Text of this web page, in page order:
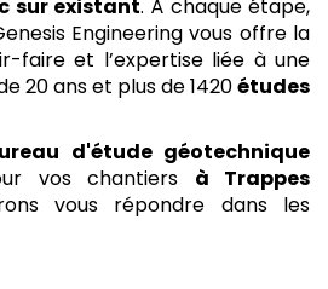
sur existant. À chaque étape,
Engineering vous offre la
faire et l’expertise liée à une
20 ans et plus de 1420études
d'étude géotechnique
vos chantiers à Trappes
vous répondre dans les